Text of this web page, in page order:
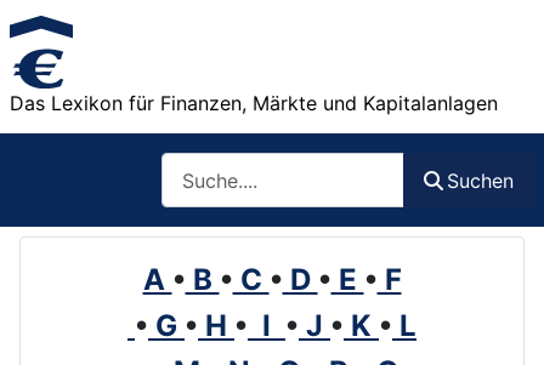
Das Lexikon für Finanzen, Märkte und Kapitalanlagen
Suchen
A • B • C • D • E • F
• G • H • I • J • K • L